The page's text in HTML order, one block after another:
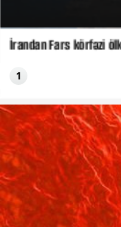
İrandan Fars körfəzi
1